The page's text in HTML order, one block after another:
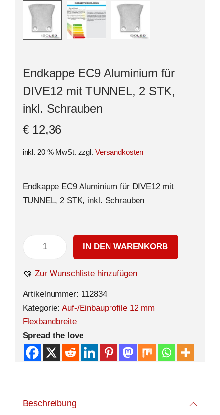
Endkappe EC9 Aluminium für
DIVE12 mit TUNNEL, 2 STK,
inkl. Schrauben
€ 12,36
inkl. 20 % MwSt. zzgl. Versandkosten
Endkappe EC9 Aluminium für DIVE12 mit
TUNNEL, 2 STK, inkl. Schrauben
IN DEN WARENKORB
Zur Wunschliste hinzufügen
Artikelnummer: 112834
Kategorie: Auf-/Einbauprofile 12 mm
Flexbandbreite
Spread the love
Beschreibung